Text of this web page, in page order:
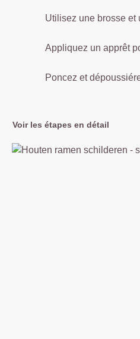
Utilisez une brosse et
Appliquez un apprêt
Poncez et
Voir les étapes en détail